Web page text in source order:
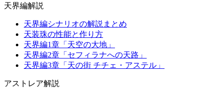
天界編解説
天界編シナリオの解説まとめ
天装珠の性能と作り方
天界編1章「天空の大地」
天界編2章「セフィラナへの天路」
天界編3章「天の街 チチェ・アステル」
アストレア解説